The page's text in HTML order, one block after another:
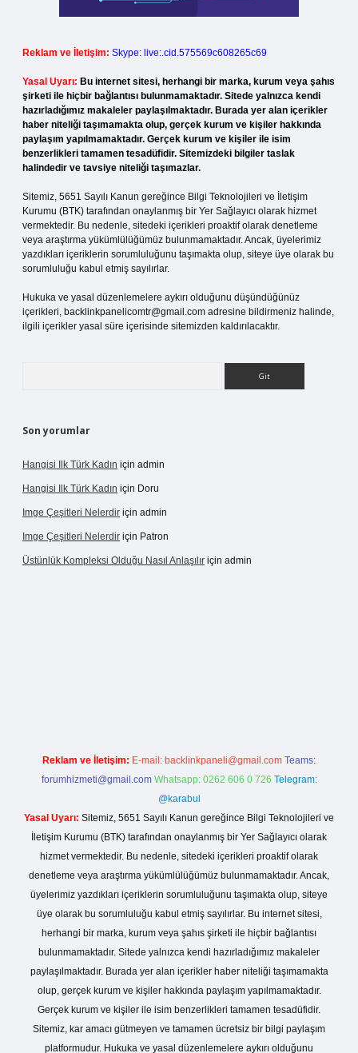
Reklam ve İletişim: Skype: live:.cid.575569c608265c69
Yasal Uyarı: Bu internet sitesi, herhangi bir marka, kurum veya şahıs
şirketi ile hiçbir bağlantısı bulunmamaktadır. Sitede yalnızca kendi
hazırladığımız makaleler paylaşılmaktadır. Burada yer alan içerikler
haber niteliği taşımamakta olup, gerçek kurum ve kişiler hakkında
paylaşım yapılmamaktadır. Gerçek kurum ve kişiler ile isim
benzerlikleri tamamen tesadüfidir. Sitemizdeki bilgiler taslak
halindedir ve tavsiye niteliği taşımazlar.
Sitemiz, 5651 Sayılı Kanun gereğince Bilgi Teknolojileri ve İletişim
Kurumu (BTK) tarafından onaylanmış bir Yer Sağlayıcı olarak hizmet
vermektedir. Bu nedenle, sitedeki içerikleri proaktif olarak denetleme
veya araştırma yükümlülüğümüz bulunmamaktadır. Ancak, üyelerimiz
yazdıkları içeriklerin sorumluluğunu taşımakta olup, siteye üye olarak bu
sorumluluğu kabul etmiş sayılırlar.
Hukuka ve yasal düzenlemelere aykırı olduğunu düşündüğünüz
içerikleri, backlinkpanelicomtr@gmail.com adresine bildirmeniz halinde,
ilgili içerikler yasal süre içerisinde sitemizden kaldırılacaktır.
Son yorumlar
Hangisi Ilk Türk Kadın için admin
Hangisi Ilk Türk Kadın için Doru
Imge Çeşitleri Nelerdir için admin
Imge Çeşitleri Nelerdir için Patron
Üstünlük Kompleksi Olduğu Nasıl Anlaşılır için admin
Reklam ve İletişim: E-mail: backlinkpaneli@gmail.com Teams:
forumhizmeti@gmail.com Whatsapp: 0262 606 0 726 Telegram:
@karabul
Yasal Uyarı: Sitemiz, 5651 Sayılı Kanun gereğince Bilgi Teknolojileri ve
İletişim Kurumu (BTK) tarafından onaylanmış bir Yer Sağlayıcı olarak
hizmet vermektedir. Bu nedenle, sitedeki içerikleri proaktif olarak
denetleme veya araştırma yükümlülüğümüz bulunmamaktadır. Ancak,
üyelerimiz yazdıkları içeriklerin sorumluluğunu taşımakta olup, siteye
üye olarak bu sorumluluğu kabul etmiş sayılırlar. Bu internet sitesi,
herhangi bir marka, kurum veya şahıs şirketi ile hiçbir bağlantısı
bulunmamaktadır. Sitede yalnızca kendi hazırladığımız makaleler
paylaşılmaktadır. Burada yer alan içerikler haber niteliği taşımamakta
olup, gerçek kurum ve kişiler hakkında paylaşım yapılmamaktadır.
Gerçek kurum ve kişiler ile isim benzerlikleri tamamen tesadüfidir.
Sitemiz, kar amacı gütmeyen ve tamamen ücretsiz bir bilgi paylaşım
platformudur. Hukuka ve yasal düzenlemelere aykırı olduğunu